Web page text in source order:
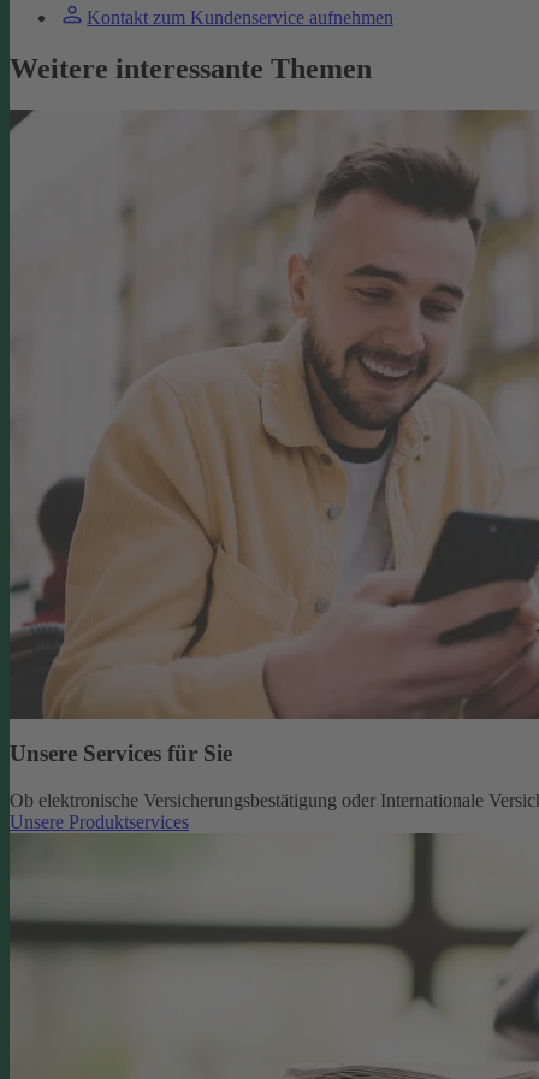
Kontakt zum Kundenservice aufnehmen
Weitere interessante Themen
Unsere Services für Sie
Ob elektronische Versicherungsbestätigung oder Internationale
Unsere Produktservices